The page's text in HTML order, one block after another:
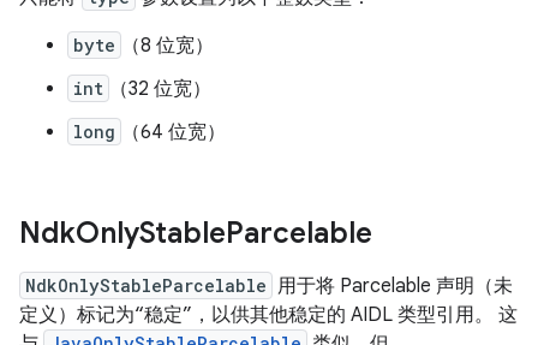
byte （8 位宽）
int （32 位宽）
long （64 位宽）
NdkOnlyStableParcelable
NdkOnlyStableParcelable 用于将 Parcelable 声明（未
定义）标记为“稳定”，以供其他稳定的 AIDL 类型引用。 这